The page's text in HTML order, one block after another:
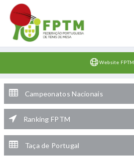
Website FPTM
Campeonatos Nacionais
Ranking FPTM
Taça de Portugal